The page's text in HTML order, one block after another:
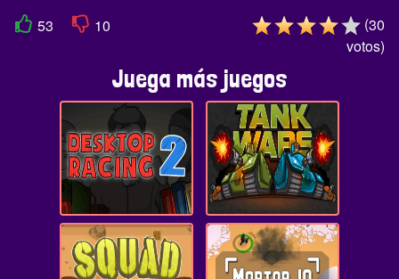
53 10 (30
votos)
Juega más juegos